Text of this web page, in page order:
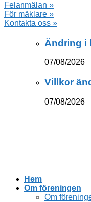
Felanmälan »
För mäklare »
Kontakta oss »
Ändring i
07/08/2026
Villkor
07/08/2026
Hem
Om föreningen
Om